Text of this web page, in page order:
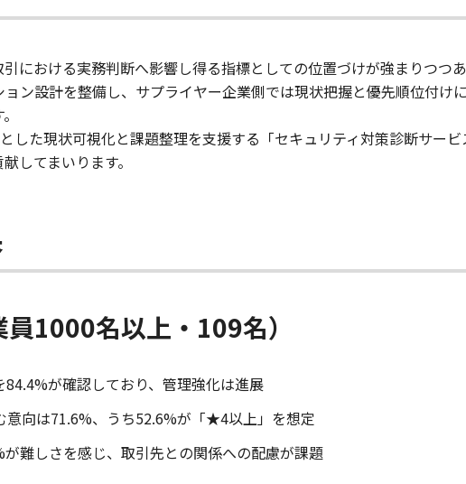
における実務判断へ影響し得る指標としての位置づけが強まりつつ
ン設計を整備し、サプライヤー企業側では現状把握と優先順位付け
た現状可視化と課題整理を支援する「セキュリティ対策診断サー
してまいります。
1000名以上・109名）
が確認しており、管理強化は進展
向は71.6%、うち52.6%が「★4以上」を想定
難しさを感じ、取引先との関係への配慮が課題